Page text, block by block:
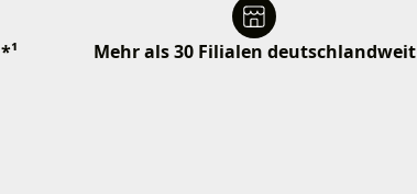
Mehr als 30 Filialen deutschlandweit